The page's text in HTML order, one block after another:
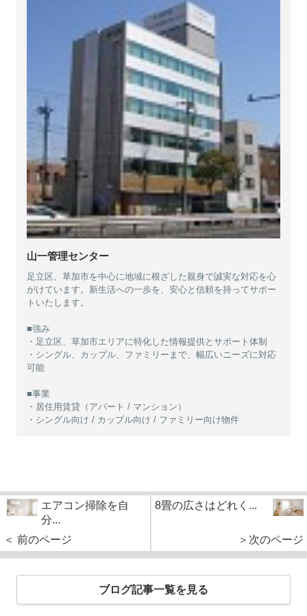
山一管理センター
足立区、草加市を中心に地域に根ざした親身で誠実な対応を心
がけています。新生活への一歩を、安心と信頼を持ってサポー
トいたします。
■強み
・足立区、草加市エリアに特化した情報提供とサポート体制
・シングル、カップル、ファミリーまで、幅広いニーズに対応
可能
■事業
・居住用賃貸（アパート / マンション）
・シングル向け / カップル向け / ファミリー向け物件
エアコン掃除を自
分...
＜ 前のページ
8畳の広さはどれく...
＞次のページ
ブログ記事一覧を見る